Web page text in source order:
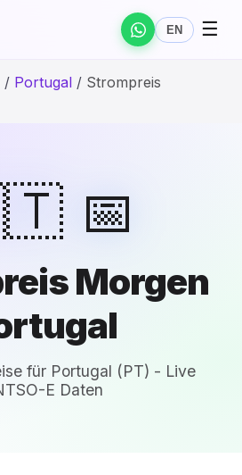
EN ☰
/ Portugal / Strompreis
📅
Morgen
für Portugal (PT) - Live
E Daten